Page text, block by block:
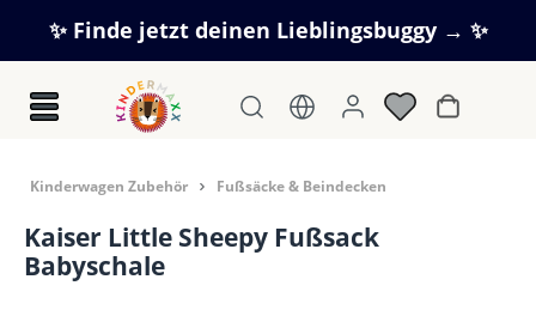
Zum Hauptinhalt springen
✨ Finde jetzt deinen Lieblingsbuggy → ✨
Kinderwagen Zubehör Fußsäcke & Beindecken
Kaiser Little Sheepy Fußsack
Babyschale